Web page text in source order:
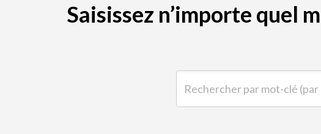
Saisissez n’importe quel